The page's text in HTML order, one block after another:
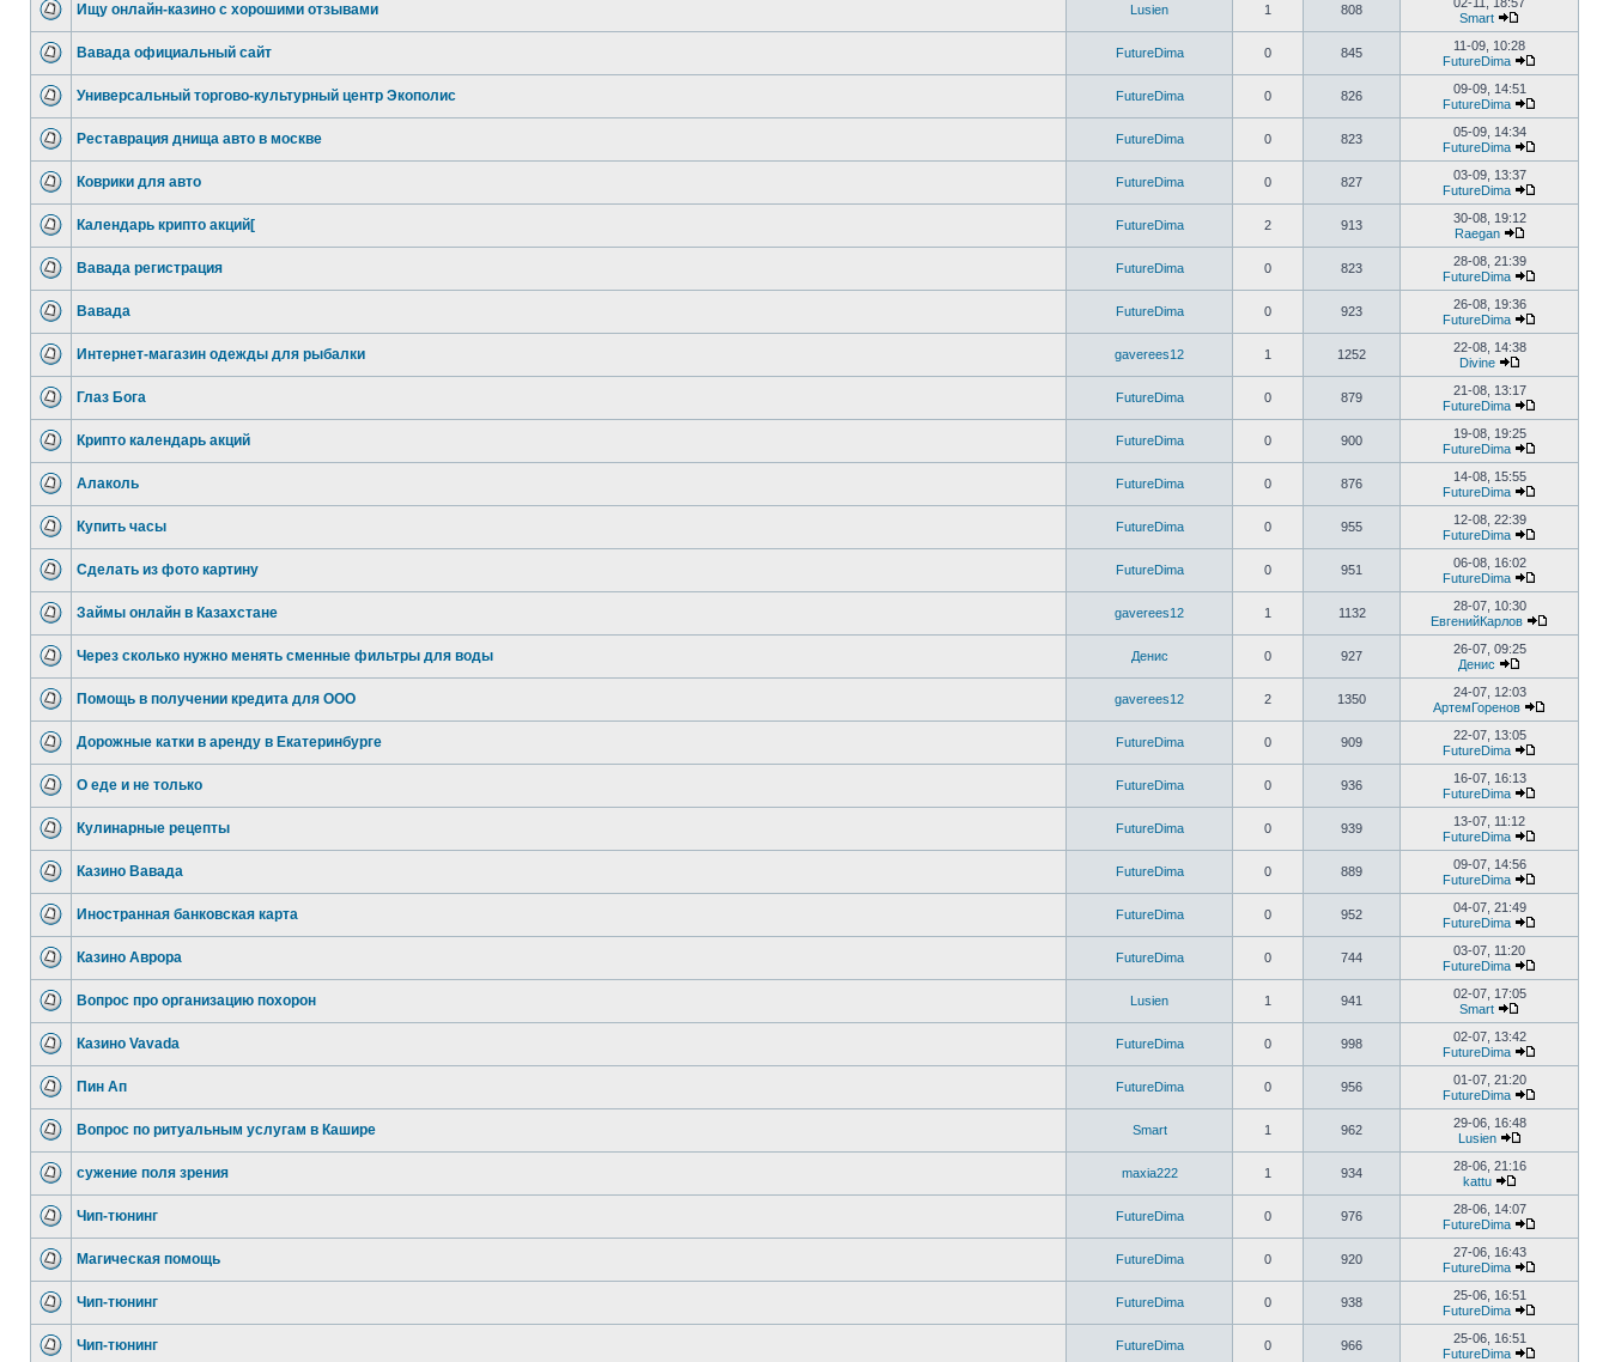
Ищу онлайн-казино с хорошими отзывами Lusien 1 808
Smart
Вавада официальный сайт FutureDima 0 845
11-09, 10:28
FutureDima
Универсальный торгово-культурный центр Экополис FutureDima 0 826
09-09, 14:51
FutureDima
Реставрация днища авто в москве FutureDima 0 823
05-09, 14:34
FutureDima
Коврики для авто FutureDima 0 827
03-09, 13:37
FutureDima
Календарь крипто акций[ FutureDima 2 913
30-08, 19:12
Raegan
Вавада регистрация FutureDima 0 823
28-08, 21:39
FutureDima
Вавада FutureDima 0 923
26-08, 19:36
FutureDima
Интернет-магазин одежды для рыбалки gaverees12 1 1252
22-08, 14:38
Divine
Глаз Бога FutureDima 0 879
21-08, 13:17
FutureDima
Крипто календарь акций FutureDima 0 900
19-08, 19:25
FutureDima
Алаколь FutureDima 0 876
14-08, 15:55
FutureDima
Купить часы FutureDima 0 955
12-08, 22:39
FutureDima
Сделать из фото картину FutureDima 0 951
06-08, 16:02
FutureDima
Займы онлайн в Казахстане gaverees12 1 1132
28-07, 10:30
ЕвгенийКарлов
Через сколько нужно менять сменные фильтры для воды Денис 0 927
26-07, 09:25
Денис
Помощь в получении кредита для ООО gaverees12 2 1350
24-07, 12:03
АртемГоренов
Дорожные катки в аренду в Екатеринбурге FutureDima 0 909
22-07, 13:05
FutureDima
О еде и не только FutureDima 0 936
16-07, 16:13
FutureDima
Кулинарные рецепты FutureDima 0 939
13-07, 11:12
FutureDima
Казино Вавада FutureDima 0 889
09-07, 14:56
FutureDima
Иностранная банковская карта FutureDima 0 952
04-07, 21:49
FutureDima
Казино Аврора FutureDima 0 744
03-07, 11:20
FutureDima
Вопрос про организацию похорон Lusien 1 941
02-07, 17:05
Smart
Казино Vavada FutureDima 0 998
02-07, 13:42
FutureDima
Пин Ап FutureDima 0 956
01-07, 21:20
FutureDima
Вопрос по ритуальным услугам в Кашире Smart 1 962
29-06, 16:48
Lusien
сужение поля зрения maxia222 1 934
28-06, 21:16
kattu
Чип-тюнинг FutureDima 0 976
28-06, 14:07
FutureDima
Магическая помощь FutureDima 0 920
27-06, 16:43
FutureDima
Чип-тюнинг FutureDima 0 938
25-06, 16:51
FutureDima
Чип-тюнинг FutureDima 0 966
25-06, 16:51
FutureDima